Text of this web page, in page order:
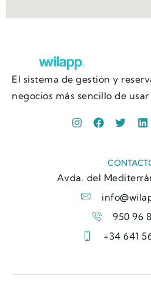
El sistema de gestión y
negocios más sencillo de
Avda. del
950 96
+34 641